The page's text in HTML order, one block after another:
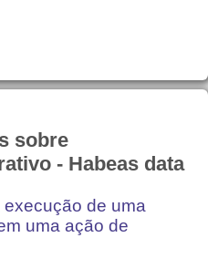
sobre
- Habeas data
de uma
uma ação de